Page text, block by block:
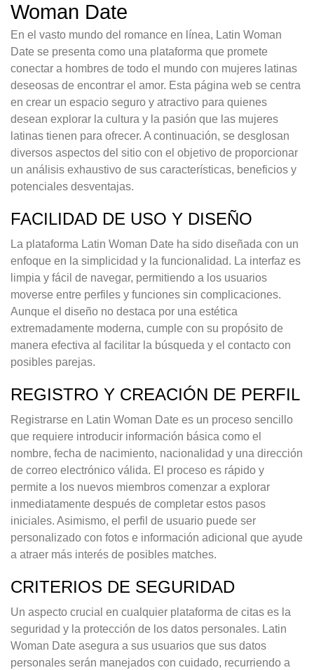
Woman Date
En el vasto mundo del romance en línea, Latin Woman
Date se presenta como una plataforma que promete
conectar a hombres de todo el mundo con mujeres latinas
deseosas de encontrar el amor. Esta página web se centra
en crear un espacio seguro y atractivo para quienes
desean explorar la cultura y la pasión que las mujeres
latinas tienen para ofrecer. A continuación, se desglosan
diversos aspectos del sitio con el objetivo de proporcionar
un análisis exhaustivo de sus características, beneficios y
potenciales desventajas.
FACILIDAD DE USO Y DISEÑO
La plataforma Latin Woman Date ha sido diseñada con un
enfoque en la simplicidad y la funcionalidad. La interfaz es
limpia y fácil de navegar, permitiendo a los usuarios
moverse entre perfiles y funciones sin complicaciones.
Aunque el diseño no destaca por una estética
extremadamente moderna, cumple con su propósito de
manera efectiva al facilitar la búsqueda y el contacto con
posibles parejas.
REGISTRO Y CREACIÓN DE PERFIL
Registrarse en Latin Woman Date es un proceso sencillo
que requiere introducir información básica como el
nombre, fecha de nacimiento, nacionalidad y una dirección
de correo electrónico válida. El proceso es rápido y
permite a los nuevos miembros comenzar a explorar
inmediatamente después de completar estos pasos
iniciales. Asimismo, el perfil de usuario puede ser
personalizado con fotos e información adicional que ayude
a atraer más interés de posibles matches.
CRITERIOS DE SEGURIDAD
Un aspecto crucial en cualquier plataforma de citas es la
seguridad y la protección de los datos personales. Latin
Woman Date asegura a sus usuarios que sus datos
personales serán manejados con cuidado, recurriendo a